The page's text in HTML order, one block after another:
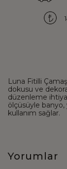
Luna Fitilli
dokusu ve
düzenleme
ölçüsüyle banyo,
kullanım sağlar.
Yorumlar